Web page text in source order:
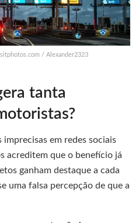
/ Alexander2323
tanta
em redes sociais
acreditem que o benefício já
ganham destaque a cada
uma falsa percepção de que a